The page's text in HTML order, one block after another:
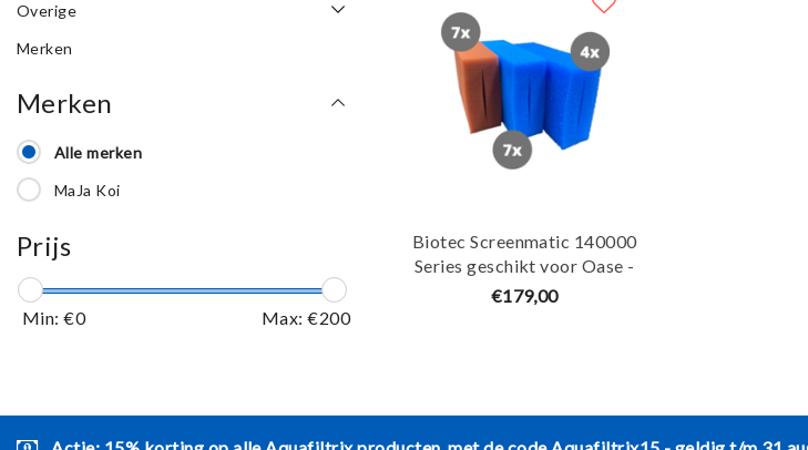
Overige
Merken
Merken
Alle merken
MaJa Koi
Prijs
Min: €0 Max: €200
Biotec Screenmatic 140000
Series geschikt voor Oase -
Totaalset - Maja Koi
€179,00